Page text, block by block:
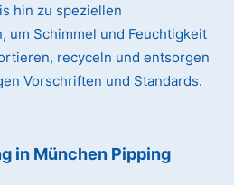
hin zu speziellen
um Schimmel und Feuchtigkeit
recyceln und entsorgen
Vorschriften und Standards.
in München Pipping